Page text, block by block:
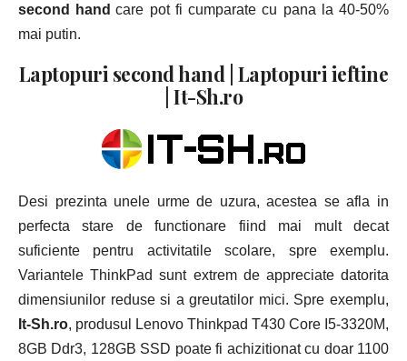
second hand care pot fi cumparate cu pana la 40-50%
mai putin.
Laptopuri second hand | Laptopuri ieftine
| It-Sh.ro
Desi prezinta unele urme de uzura, acestea se afla in
perfecta stare de functionare fiind mai mult decat
suficiente pentru activitatile scolare, spre exemplu.
Variantele ThinkPad sunt extrem de appreciate datorita
dimensiunilor reduse si a greutatilor mici. Spre exemplu,
It-Sh.ro, produsul
Lenovo Thinkpad T430 Core I5-3320M,
8GB Ddr3, 128GB SSD poate fi achizitionat cu doar 1100